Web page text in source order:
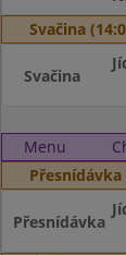
Svačina
Svačina
Menu
Přesnídávka
Přesnídávka